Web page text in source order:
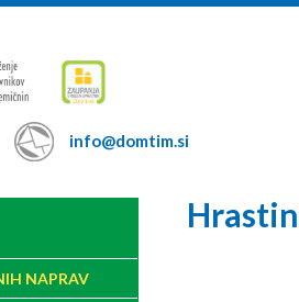
info@domtim.si
NAPRAV